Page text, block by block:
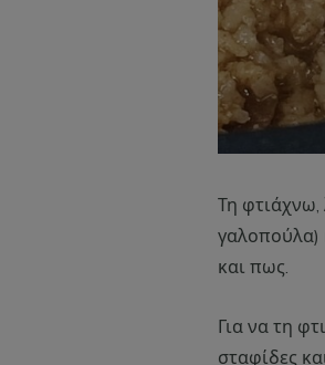
Τη φτιάχνω,
γαλοπούλα)
και πως.
Για να τη
σταφίδες